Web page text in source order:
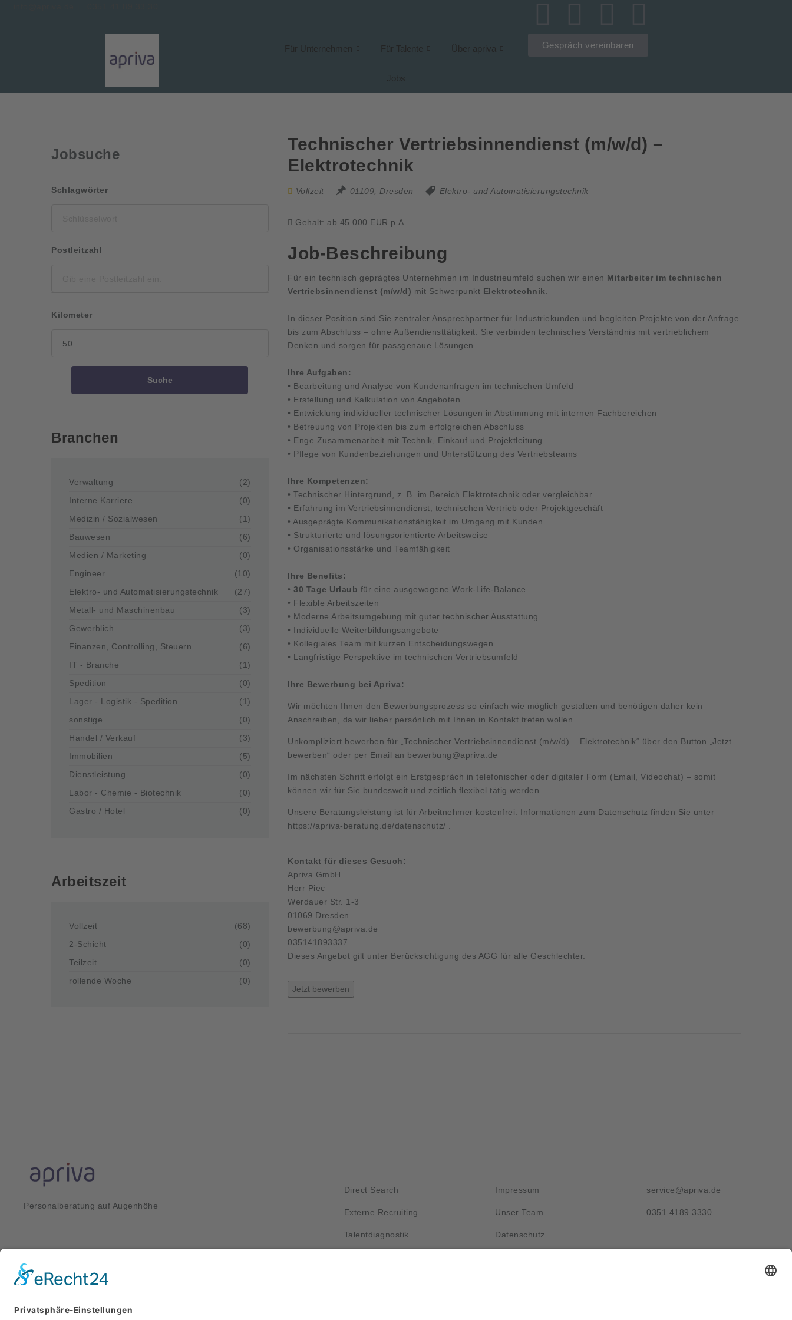
Für Unternehmen Für Talente Über apriva
Jobs
Gespräch vereinbaren
Technischer Vertriebsinnendienst (m/w/d) –
Elektrotechnik
Vollzeit 01109, Dresden Elektro- und Automatisierungstechnik
Gehalt: ab 45.000 EUR p.A.
Job-Beschreibung
Für ein technisch geprägtes Unternehmen im Industrieumfeld suchen wir einen Mitarbeiter im technischen
Vertriebsinnendienst (m/w/d) mit Schwerpunkt Elektrotechnik
In dieser Position sind Sie zentraler Ansprechpartner für Industriekunden und begleiten Projekte von der Anfrage
bis zum Abschluss – ohne Außendiensttätigkeit. Sie verbinden technisches Verständnis mit vertrieblichem
Denken und sorgen für passgenaue Lösungen.
Ihre Aufgaben:
• Bearbeitung und Analyse von Kundenanfragen im technischen Umfeld
• Erstellung und Kalkulation von Angeboten
• Entwicklung individueller technischer Lösungen in Abstimmung mit internen Fachbereichen
• Betreuung von Projekten bis zum erfolgreichen Abschluss
• Enge Zusammenarbeit mit Technik, Einkauf und Projektleitung
• Pflege von Kundenbeziehungen und Unterstützung des Vertriebsteams
Ihre Kompetenzen:
• Technischer Hintergrund, z. B. im Bereich Elektrotechnik oder vergleichbar
• Erfahrung im Vertriebsinnendienst, technischen Vertrieb oder Projektgeschäft
• Ausgeprägte Kommunikationsfähigkeit im Umgang mit Kunden
• Strukturierte und lösungsorientierte Arbeitsweise
• Organisationsstärke und Teamfähigkeit
Ihre Benefits:
•30 Tage Urlaub für eine ausgewogene Work-Life-Balance
• Flexible Arbeitszeiten
• Moderne Arbeitsumgebung mit guter technischer Ausstattung
• Individuelle Weiterbildungsangebote
• Kollegiales Team mit kurzen Entscheidungswegen
• Langfristige Perspektive im technischen Vertriebsumfeld
Ihre Bewerbung bei Apriva:
Wir möchten Ihnen den Bewerbungsprozess so einfach wie möglich gestalten und benötigen daher kein
Anschreiben, da wir lieber persönlich mit Ihnen in Kontakt treten wollen.
Unkompliziert bewerben für „Technischer Vertriebsinnendienst (m/w/d) – Elektrotechnik“ über den Button „Jetzt
bewerben“ oder per Email an bewerbung@apriva.de
Im nächsten Schritt erfolgt ein Erstgespräch in telefonischer oder digitaler Form (Email, Videochat) – somit
können wir für Sie bundesweit und zeitlich flexibel tätig werden.
Unsere Beratungsleistung ist für Arbeitnehmer kostenfrei. Informationen zum Datenschutz finden Sie unter
https://apriva-beratung.de/datenschutz/
Kontakt für dieses Gesuch:
Apriva GmbH
Herr Piec
Werdauer Str. 1-3
01069 Dresden
bewerbung@apriva.de
035141893337
Dieses Angebot gilt unter Berücksichtigung des AGG für alle Geschlechter.
Jetzt bewerben
Jobsuche
SchlagwörterSchlüsselwort
Postleitzahl
Kilometer
Suche
Branchen
Verwaltung
(2)
Interne Karriere
(0)
Medizin / Sozialwesen
(1)
Bauwesen
(6)
Medien / Marketing
(0)
Engineer
(10)
Elektro- und Automatisierungstechnik
(27)
Metall- und Maschinenbau
(3)
Gewerblich
(3)
Finanzen, Controlling, Steuern
(6)
IT - Branche
(1)
Spedition
(0)
Lager - Logistik - Spedition
(1)
sonstige
(0)
Handel / Verkauf
(3)
Immobilien
(5)
Dienstleistung
(0)
Labor - Chemie - Biotechnik
(0)
Gastro / Hotel
(0)
Arbeitszeit
Vollzeit
(68)
2-Schicht
(0)
Teilzeit
(0)
rollende Woche
(0)
Personalberatung auf Augenhöhe
Direct Search
Externe Recruiting
Talentdiagnostik
Impressum
Unser Team
Datenschutz
service@apriva.de
0351 4189 3330